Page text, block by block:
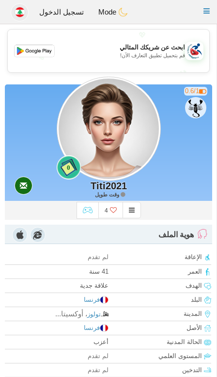
Handi Space
Toggle
تسجيل الدخول
💖
💕
💕
ابحث عن شريكك المثالي
قم بتحميل تطبيق التعارف الآن!
0.6/1
0
Titi2021
وقت طويل
4
هوية الملف
الإعاقة
لم تقدم
العمر
41 سنة
الهدف
علاقة جدية
البلد
فرنسا
المدينة
تولوز ، أوكسيتا...
الأصل
فرنسا
الحالة المدنية
أعزب
المستوى العلمي
لم تقدم
التدخين
لم تقدم